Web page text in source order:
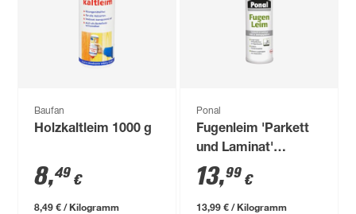
Baufan
Holzkaltleim 1000 g
8,49 €
8,49 € / Kilogramm
Ponal
Fugenleim 'Parkett
und Laminat'
transparent 1 kg
13,99 €
13,99 € / Kilogramm